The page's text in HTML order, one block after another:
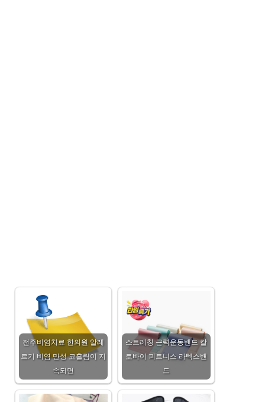
전주비염치료 한의원 알레
르기 비염 만성 코흘림이 지
속되면
스트레칭 근력운동밴드 칼
로바이 피트니스 라텍스밴
드